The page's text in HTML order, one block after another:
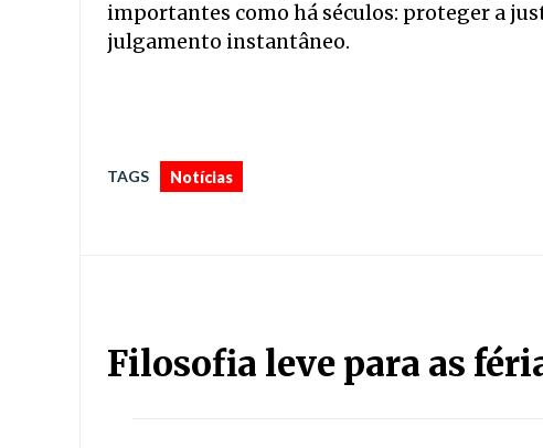
importantes como há séculos: proteger a
julgamento instantâneo.
TAGS Notícias
Filosofia leve para as